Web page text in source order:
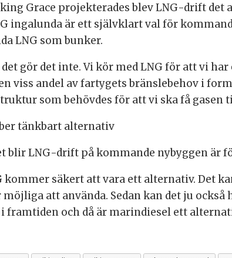
Grace projekterades blev LNG-drift det
ingalunda är ett självklart val för
LNG som bunker.
det gör det inte. Vi kör med LNG för att vi
viss andel av fartygets bränslebehov i
som behövdes för att vi ska få gasen
tänkbart alternativ
blir LNG-drift på kommande nybyggen är
kommer säkert att vara ett alternativ. Det
möjliga att använda. Sedan kan det ju
framtiden och då är marindiesel ett